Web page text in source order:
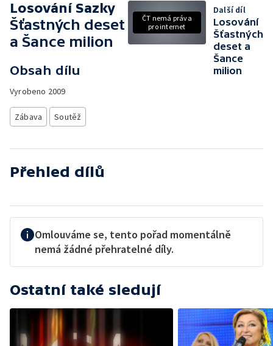
Losování Sazky
Šťastných deset
a Šance milion
Obsah dílu
Vyrobeno 2009
Zábava Soutěž
ČT nemá práva
pro internet
Další díl
Losování
Šťastných
deset a
Šance
milion
Přehled dílů
Omlouváme se, tento pořad momentálně
nemá žádné přehratelné díly.
Ostatní také sledují